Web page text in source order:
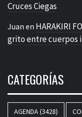
Cruces Ciegas
Juan en HARAKIRI
grito entre cuerpos
CATEGORÍAS
AGENDA(3428)